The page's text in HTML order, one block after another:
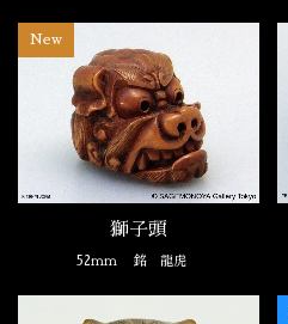
New
獅子頭
52ｍｍ銘 龍虎